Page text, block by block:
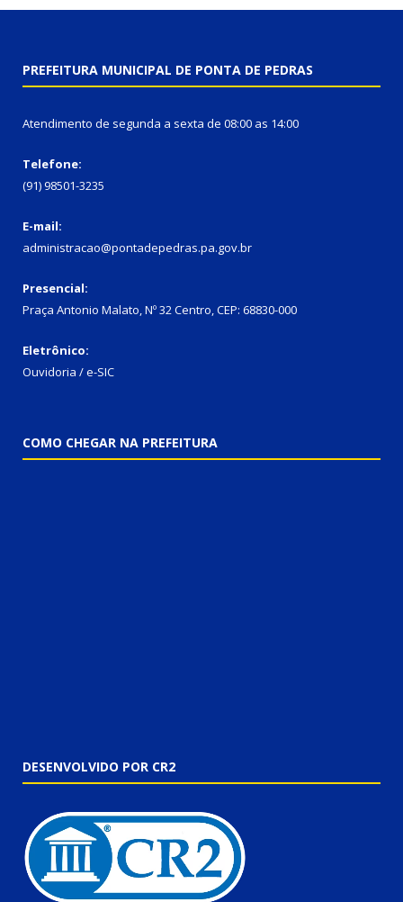
PREFEITURA MUNICIPAL DE PONTA DE PEDRAS
Atendimento de segunda a sexta de 08:00 as 14:00
Telefone:
(91) 98501-3235
E-mail:
administracao@pontadepedras.pa.gov.br
Presencial:
Praça Antonio Malato, Nº 32 Centro, CEP: 68830-000
Eletrônico:
Ouvidoria / e-SIC
COMO CHEGAR NA PREFEITURA
DESENVOLVIDO POR CR2